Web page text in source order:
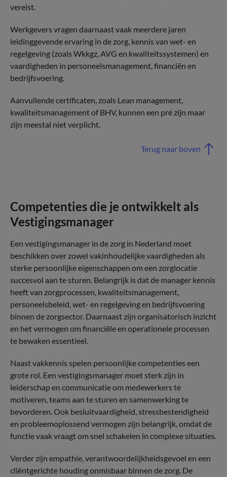
vereist.
Werkgevers vragen daarnaast vaak meerdere jaren
leidinggevende ervaring in de zorg, kennis van wet- en
regelgeving (zoals Wkkgz, AVG en kwaliteitssystemen) en
vaardigheden in personeelsmanagement, financiën en
bedrijfsvoering.
Aanvullende certificaten, zoals Lean management,
kwaliteitsmanagement of BHV, kunnen een pré zijn maar
zijn meestal niet verplicht.
Terug naar boven
Competenties die je ontwikkelt als
Vestigingsmanager
Een vestigingsmanager in de zorg in Nederland moet
beschikken over zowel vakinhoudelijke vaardigheden als
sterke persoonlijke eigenschappen om een zorglocatie
succesvol aan te sturen. Belangrijk is dat de manager kennis
heeft van zorgprocessen, kwaliteitsmanagement,
personeelsbeleid, wet- en regelgeving en bedrijfsvoering
binnen de zorgsector. Daarnaast zijn organisatorisch inzicht
en het vermogen om financiële en operationele processen
te bewaken essentieel.
Naast vakkennis spelen persoonlijke competenties een
grote rol. Een vestigingsmanager moet sterk zijn in
leiderschap en communicatie om medewerkers te
motiveren, teams aan te sturen en samenwerking te
bevorderen. Ook besluitvaardigheid, stressbestendigheid
en probleemoplossend vermogen zijn belangrijk, omdat de
functie vaak vraagt om snel schakelen in complexe situaties.
Verder zijn empathie, verantwoordelijkheidsgevoel en een
cliëntgerichte houding onmisbaar binnen de zorg. De